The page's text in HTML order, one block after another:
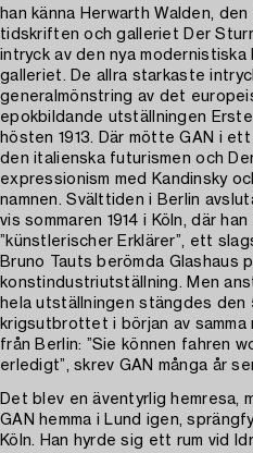
han känna Herwarth Walden,
tidskriften och galleriet Der
intryck av den nya
galleriet. De allra starkaste
generalmönstring av det
epokbildande utställningen
hösten 1913. Där mötte GAN i
den italienska futurismen och
expressionism med Kandinsky
namnen. Svälttiden i Berlin
vis sommaren 1914 i Köln, där
”künstlerischer Erklärer”, ett
Bruno Tauts berömda Glashaus
konstindustriutställning. Men
hela utställningen stängdes den
krigsutbrottet i början av samma
från Berlin: ”Sie können fahren
erledigt”, skrev GAN många år
Det blev en äventyrlig hemresa,
GAN hemma i Lund igen,
Köln. Han hyrde sig ett rum vid